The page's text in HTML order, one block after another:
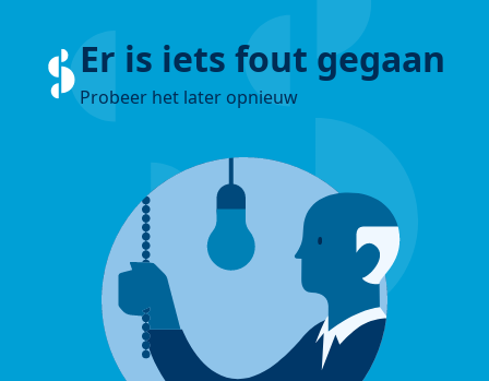
Er is iets fout gegaan
Probeer het later opnieuw